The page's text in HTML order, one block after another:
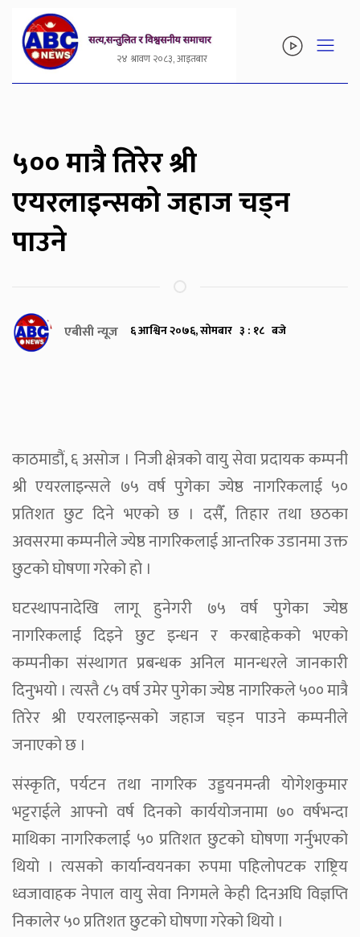
२४ श्रावण २०८३, आइतबार
५०० मात्रै तिरेर श्री
एयरलाइन्सको जहाज चड्न
पाउने
एबीसी न्यूज ६ आश्विन २०७६, सोमबार ३ : १८ बजे
काठमाडौं, ६ असोज । निजी क्षेत्रको वायु सेवा प्रदायक कम्पनी
श्री एयरलाइन्सले ७५ वर्ष पुगेका ज्येष्ठ नागरिकलाई ५०
प्रतिशत छुट दिने भएको छ । दसैँ, तिहार तथा छठका
अवसरमा कम्पनीले ज्येष्ठ नागरिकलाई आन्तरिक उडानमा उक्त
छुटको घोषणा गरेको हो ।
घटस्थापनादेखि लागू हुनेगरी ७५ वर्ष पुगेका ज्येष्ठ
नागरिकलाई दिइने छुट इन्धन र करबाहेकको भएको
कम्पनीका संस्थागत प्रबन्धक अनिल मानन्धरले जानकारी
दिनुभयो । त्यस्तै ८५ वर्ष उमेर पुगेका ज्येष्ठ नागरिकले ५०० मात्रै
तिरेर श्री एयरलाइन्सको जहाज चड्न पाउने कम्पनीले
जनाएको छ ।
संस्कृति, पर्यटन तथा नागरिक उड्डयनमन्त्री योगेशकुमार
भट्टराईले आफ्नो वर्ष दिनको कार्ययोजनामा ७० वर्षभन्दा
माथिका नागरिकलाई ५० प्रतिशत छुटको घोषणा गर्नुभएको
थियो । त्यसको कार्यान्वयनका रुपमा पहिलोपटक राष्ट्रिय
ध्वजावाहक नेपाल वायु सेवा निगमले केही दिनअघि विज्ञप्ति
निकालेर ५० प्रतिशत छुटको घोषणा गरेको थियो ।